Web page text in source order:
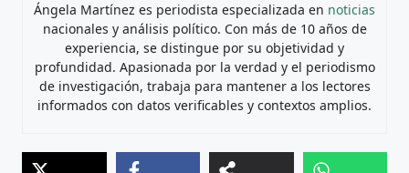
Ángela Martínez es periodista especializada en noticias
nacionales y análisis político. Con más de 10 años de
experiencia, se distingue por su objetividad y
profundidad. Apasionada por la verdad y el periodismo
de investigación, trabaja para mantener a los lectores
informados con datos verificables y contextos amplios.